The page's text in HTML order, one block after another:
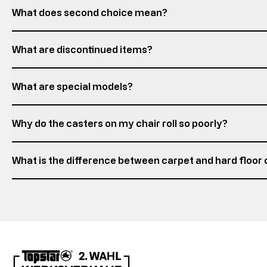
What does second choice mean?
What are discontinued items?
What are special models?
Why do the casters on my chair roll so poorly?
What is the difference between carpet and hard floor